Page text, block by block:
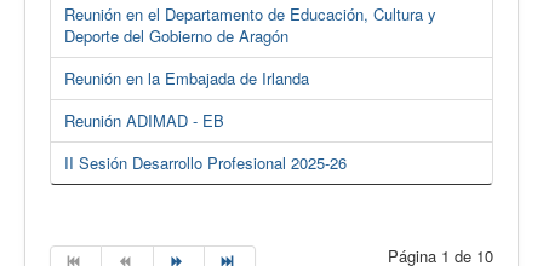
Reunión en el Departamento de Educación, Cultura y
Deporte del Gobierno de Aragón
Reunión en la Embajada de Irlanda
Reunión ADIMAD - EB
II Sesión Desarrollo Profesional 2025-26
Página 1 de 10